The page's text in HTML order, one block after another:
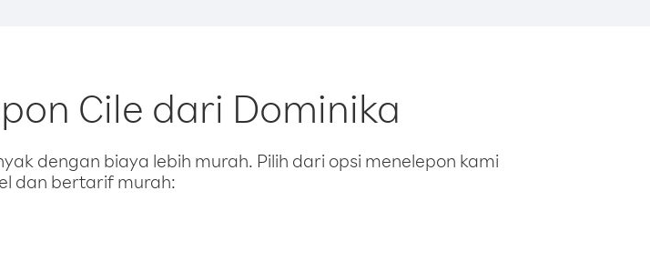
Cile dari Dominika
dengan biaya lebih murah. Pilih dari opsi menelepon kami
dan bertarif murah: